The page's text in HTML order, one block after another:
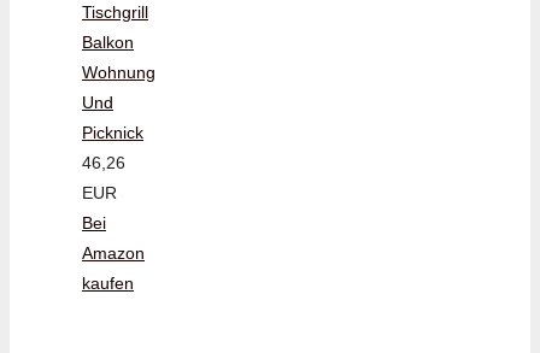
Tischgrill
Balkon
Wohnung
Und
Picknick
46,26
EUR
Bei
Amazon
kaufen